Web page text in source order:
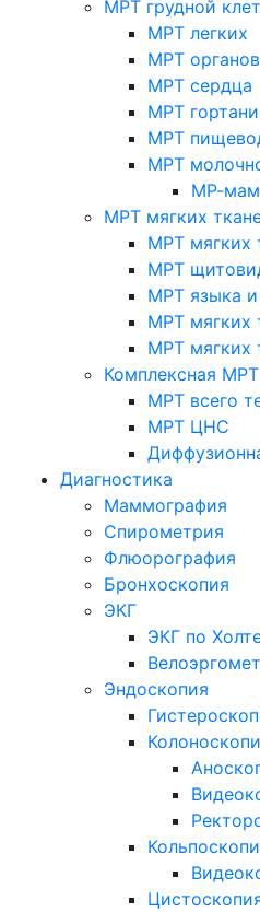
МРТ грудной
МРТ легких
МРТ
МРТ сердца
МРТ
МРТ
МРТ
МР-
МРТ мягких
МРТ мягких
МРТ
МРТ языка и
МРТ мягких
МРТ мягких
Комплексная МРТ
МРТ всего
МРТ ЦНС
Диагностика
Маммография
Спирометрия
Флюорография
Бронхоскопия
ЭКГ
ЭКГ по
Эндоскопия